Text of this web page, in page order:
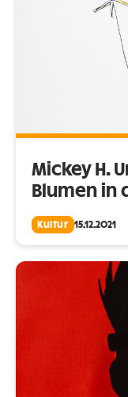
Mickey H.
Blumen in
Kultur 15.12.2021